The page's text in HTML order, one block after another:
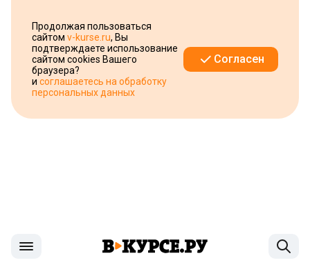
Продолжая пользоваться
сайтом v-kurse.ru, Вы
подтверждаете использование
сайтом cookies Вашего
браузера?
и соглашаетесь на обработку
персональных данных
Согласен